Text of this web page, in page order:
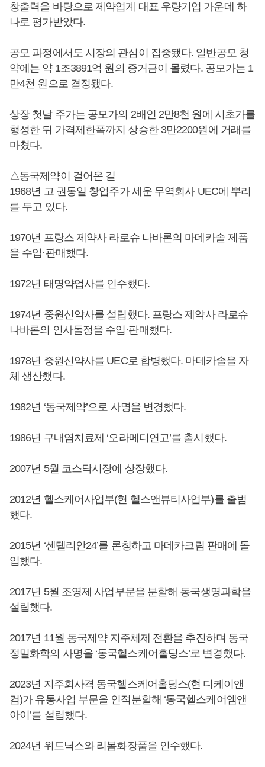
창출력을 바탕으로 제약업계 대표 우량기업 가운데 하
나로 평가받았다.
공모 과정에서도 시장의 관심이 집중됐다. 일반공모 청
약에는 약 1조3891억 원의 증거금이 몰렸다. 공모가는 1
만4천 원으로 결정됐다.
상장 첫날 주가는 공모가의 2배인 2만8천 원에 시초가를
형성한 뒤 가격제한폭까지 상승한 3만2200원에 거래를
마쳤다.
△동국제약이 걸어온 길
1968년 고 권동일 창업주가 세운 무역회사 UEC에 뿌리
를 두고 있다.
1970년 프랑스 제약사 라로슈 나바론의 마데카솔 제품
을 수입·판매했다.
1972년 태명약업사를 인수했다.
1974년 중원신약사를 설립했다. 프랑스 제약사 라로슈
나바론의 인사돌정을 수입·판매했다.
1978년 중원신약사를 UEC로 합병했다. 마데카솔을 자
체 생산했다.
1982년 ‘동국제약’으로 사명을 변경했다.
1986년 구내염치료제 ‘오라메디연고’를 출시했다.
2007년 5월 코스닥시장에 상장했다.
2012년 헬스케어사업부(현 헬스앤뷰티사업부)를 출범
했다.
2015년 ‘센텔리안24’를 론칭하고 마데카크림 판매에 돌
입했다.
2017년 5월 조영제 사업부문을 분할해 동국생명과학을
설립했다.
2017년 11월 동국제약 지주체제 전환을 추진하며 동국
정밀화학의 사명을 ‘동국헬스케어홀딩스’로 변경했다.
2023년 지주회사격 동국헬스케어홀딩스(현 디케이앤
컴)가 유통사업 부문을 인적분할해 ‘동국헬스케어엠앤
아이’를 설립했다.
2024년 위드닉스와 리봄화장품을 인수했다.